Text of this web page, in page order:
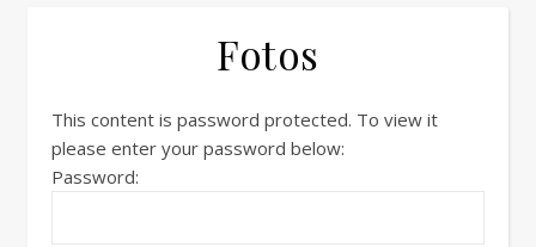
Fotos
This content is password protected. To view it
please enter your password below:
Password: